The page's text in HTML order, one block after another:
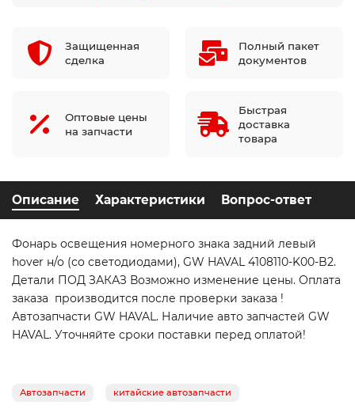
Защищенная
сделка
Полный пакет
документов
Оптовые цены
на запчасти
Быстрая
доставка
товара
Описание Характеристики Вопрос-ответ
Фонарь освещения номерного знака задний левый
hover н/о (со светодиодами), GW HAVAL 4108110-K00-B2.
Детали ПОД ЗАКАЗ Возможно изменение цены. Оплата
заказа производится после проверки заказа !
Автозапчасти GW HAVAL. Наличие авто запчастей GW
HAVAL. Уточняйте сроки поставки перед оплатой!
Автозапчасти китайские автозапчасти